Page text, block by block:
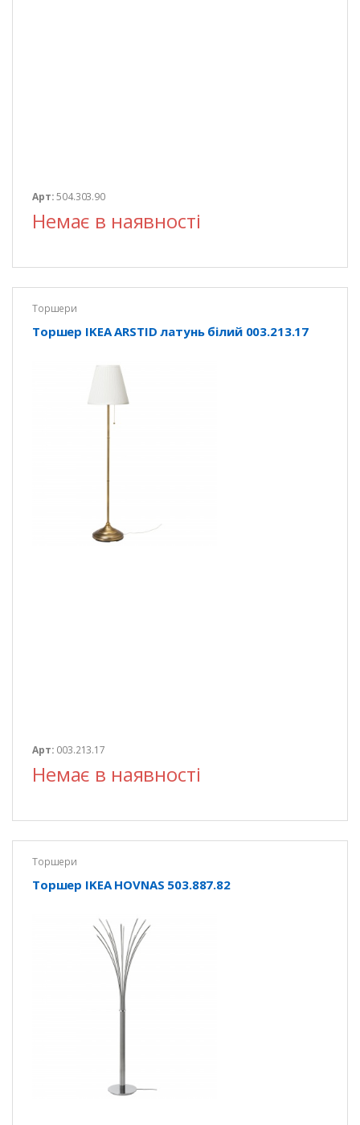
Арт:504.303.90
Немає в наявності
Торшери
Торшер IKEA ARSTID латунь білий 003.213.17
Арт: 003.213.17
Немає в наявності
Торшери
Торшер IKEA HOVNAS 503.887.82